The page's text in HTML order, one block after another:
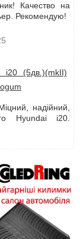
Качество на
Рекомендую!
i20 (5дв.)(mkII)
надійний,
Hyundai i20.